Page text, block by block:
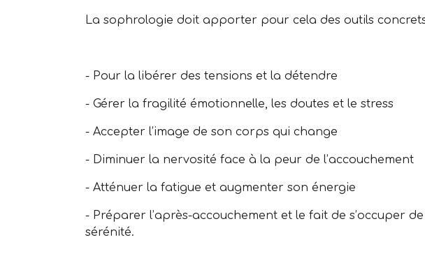
La sophrologie doit apporter pour cela des outils
- Pour la libérer des tensions et la détendre
- Gérer la fragilité émotionnelle, les doutes et le stress
- Accepter l’image de son corps qui change
- Diminuer la nervosité face à la peur de l’accouchement
- Atténuer la fatigue et augmenter son énergie
- Préparer l’après-accouchement et le fait de s’occuper
sérénité.